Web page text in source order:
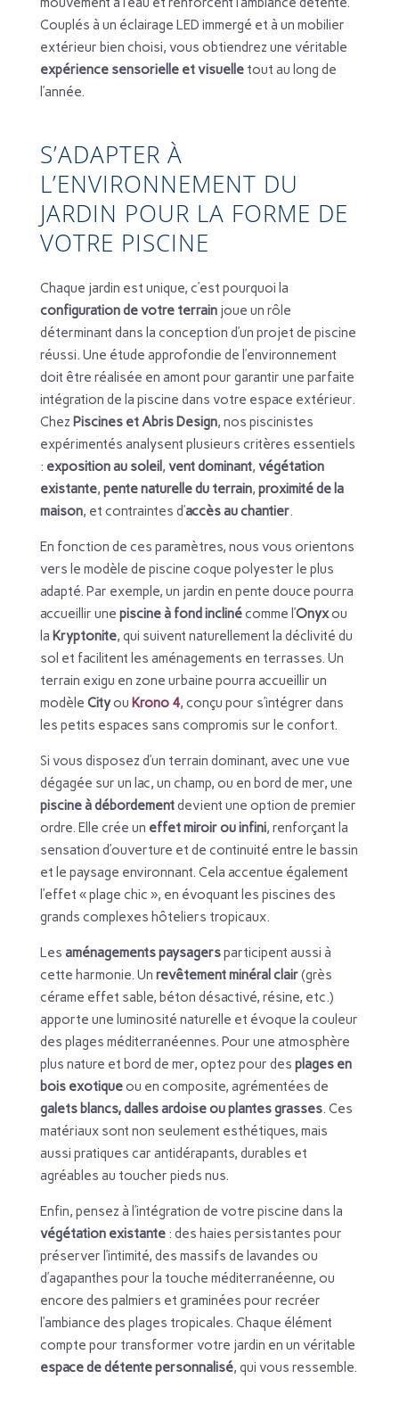
Couplés à un éclairage LED immergé et à un mobilier
extérieur bien choisi, vous obtiendrez une véritable
expérience sensorielle et visuelletout au long de
l’année.
S’ADAPTER À
L’ENVIRONNEMENT DU
JARDIN POUR LA FORME DE
VOTRE PISCINE
Chaque jardin est unique, c’est pourquoi la
configuration de votre terrainjoue un rôle
déterminant dans la conception d’un projet de piscine
réussi. Une étude approfondie de l’environnement
doit être réalisée en amont pour garantir une parfaite
intégration de la piscine dans votre espace extérieur.
Chez Piscines et Abris Design, nos piscinistes
expérimentés analysent plusieurs critères essentiels
: exposition au soleil , vent dominant, végétation
existante, pente naturelle du terrain, proximité de la
maison, et contraintes d’accès au chantier.
En fonction de ces paramètres, nous vous orientons
vers le modèle de piscine coque polyester le plus
adapté. Par exemple, un jardin en pente douce pourra
accueillir une piscine à fond inclinécomme l’Onyxou
la Kryptonite, qui suivent naturellement la déclivité du
sol et facilitent les aménagements en terrasses. Un
terrain exigu en zone urbaine pourra accueillir un
modèle Cityou Krono 4, conçu pour s’intégrer dans
les petits espaces sans compromis sur le confort.
Si vous disposez d’un terrain dominant, avec une vue
dégagée sur un lac, un champ, ou en bord de mer, une
piscine à débordementdevient une option de premier
ordre. Elle crée un effet miroir ou infini, renforçant la
sensation d’ouverture et de continuité entre le bassin
et le paysage environnant. Cela accentue également
l’effet « plage chic », en évoquant les piscines des
grands complexes hôteliers tropicaux.
Les aménagements paysagersparticipent aussi à
cette harmonie. Un revêtement minéral clair(grès
cérame effet sable, béton désactivé, résine, etc.)
apporte une luminosité naturelle et évoque la couleur
des plages méditerranéennes. Pour une atmosphère
plus nature et bord de mer, optez pour des plages en
bois exotiqueou en composite, agrémentées de
galets blancs, dalles ardoise ou plantes grasses. Ces
matériaux sont non seulement esthétiques, mais
aussi pratiques car antidérapants, durables et
agréables au toucher pieds nus.
Enfin, pensez à l’intégration de votre piscine dans la
végétation existante: des haies persistantes pour
préserver l’intimité, des massifs de lavandes ou
d’agapanthes pour la touche méditerranéenne, ou
encore des palmiers et graminées pour recréer
l’ambiance des plages tropicales. Chaque élément
compte pour transformer votre jardin en un véritable
espace de détente personnalisé, qui vous ressemble.